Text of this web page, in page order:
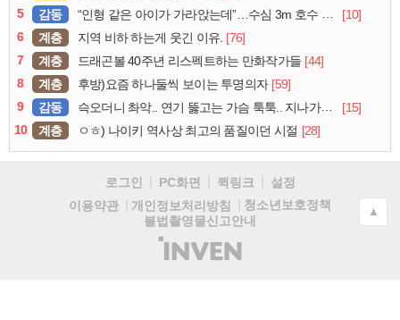
5
감동 “인형 같은 아이가 가라앉는데”…수심 3m 호수 뛰어든 60대 의인
[10]
6
계층 지역 비하 하는게 웃긴 이유. [76]
7
계층 드래곤볼 40주년 리스펙트하는 만화작가들 [44]
8
계층 후방)요즘 하나둘씩 보이는 투명의자 [59]
9
감동 슥오더니 촤악.. 연기 뚫고는 가슴 툭툭.. 지나가던 아재의 정체
[15]
10
계층 ㅇㅎ) 나이키 역사상 최고의 품질이던 시절 [28]
로그인 PC화면 퀵링크
설정
이용약관
개인정보처리방침
청소년보호정책
불법촬영물신고안내
(주)
인
▲